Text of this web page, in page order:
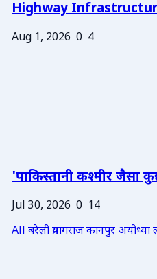
Highway
Aug 1, 2026 0 4
'पाकिस्तानी कश्मीर जैसा
Jul 30, 2026 0 14
Allबरेलीप्रयागराजकानपुरअयोध्या